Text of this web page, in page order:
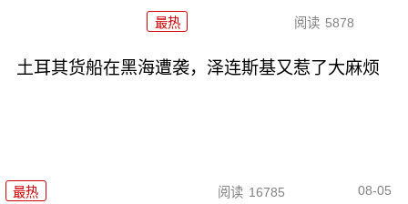
最热 阅读 5878
土耳其货船在黑海遭袭，泽连斯基又惹了大麻烦
最热 阅读 16785 08-05